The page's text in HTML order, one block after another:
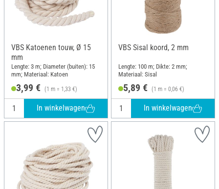
VBS Katoenen touw, Ø 15
mm
Lengte: 3 m; Diameter (buiten): 15
mm; Materiaal: Katoen
3,99 € (1 m = 1,33 €)
In winkelwagen
VBS Sisal koord, 2 mm
Lengte: 100 m; Dikte: 2 mm;
Materiaal: Sisal
5,89 € (1 m = 0,06 €)
In winkelwagen